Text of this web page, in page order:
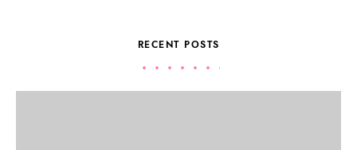
RECENT POSTS